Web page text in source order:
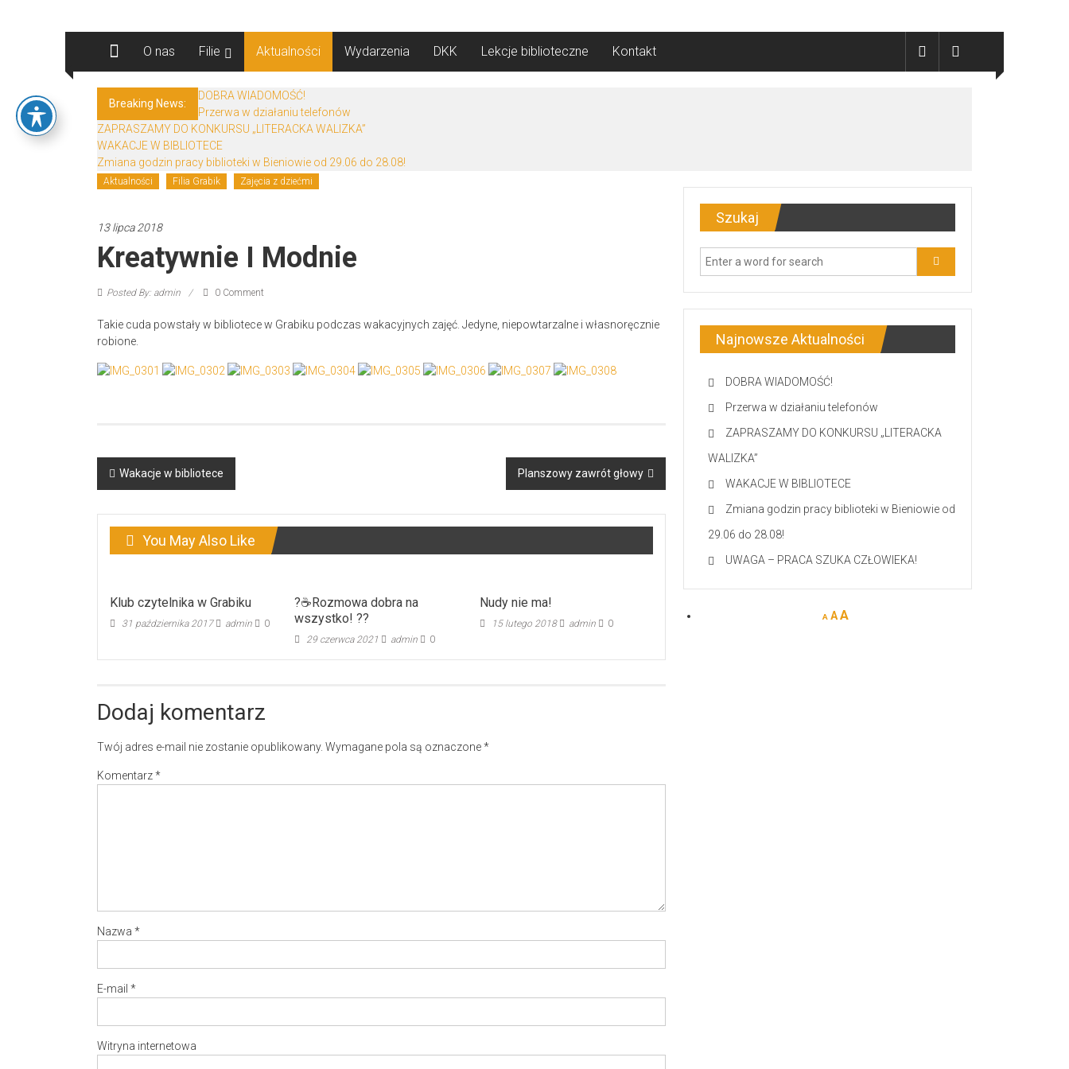
Biblioteki
Gminy
Żary
Biblioteki
Gminy
Żary
to
mieszczący
się
Powiecie
O nas Filie Aktualności Wydarzenia DKK Lekcje biblioteczne Kontakt
Breaking News:
DOBRA WIADOMOŚĆ!
Przerwa w działaniu telefonów
ZAPRASZAMY DO KONKURSU „LITERACKA WALIZKA”
WAKACJE W BIBLIOTECE
Zmiana godzin pracy biblioteki w Bieniowie od 29.06 do 28.08!
Aktualności Filia Grabik Zajęcia z dziećmi
13 lipca 2018
Kreatywnie I Modnie
Posted By: admin 0 Comment
Takie cuda powstały w bibliotece w Grabiku podczas wakacyjnych zajęć. Jedyne, niepowtarzalne i własnoręcznie
robione.
Post
navigation
Wakacje w bibliotece Planszowy zawrót głowy
You May Also Like
Klub czytelnika w Grabiku
31 października 2017 admin 0
?☕️Rozmowa dobra na
wszystko! ??
29 czerwca 2021 admin 0
Nudy nie ma!
15 lutego 2018 admin 0
Dodaj komentarz
Twój adres e-mail nie zostanie opublikowany. Wymagane pola są oznaczone*
Komentarz*
Nazwa *
E-mail *
Witryna internetowa
Szukaj
Najnowsze Aktualności
DOBRA WIADOMOŚĆ!
Przerwa w działaniu telefonów
ZAPRASZAMY DO KONKURSU „LITERACKA
WALIZKA”
WAKACJE W BIBLIOTECE
Zmiana godzin pracy biblioteki w Bieniowie od
29.06 do 28.08!
UWAGA – PRACA SZUKA CZŁOWIEKA!
A AA